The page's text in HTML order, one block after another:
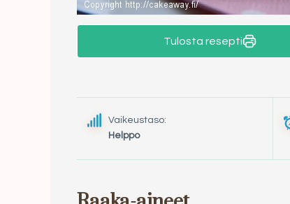
Tulosta resepti
Vaikeustaso:
Helppo